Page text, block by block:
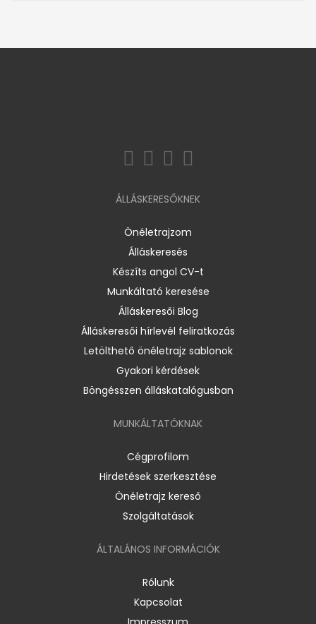
ÁLLÁSKERESŐKNEK
Önéletrajzom
Álláskeresés
Készíts angol CV-t
Munkáltató keresése
Álláskeresői Blog
Álláskeresői hírlevél feliratkozás
Letölthető önéletrajz sablonok
Gyakori kérdések
Böngésszen álláskatalógusban
MUNKÁLTATÓKNAK
Cégprofilom
Hirdetések szerkesztése
Önéletrajz kereső
Szolgáltatások
ÁLTALÁNOS INFORMÁCIÓK
Rólunk
Kapcsolat